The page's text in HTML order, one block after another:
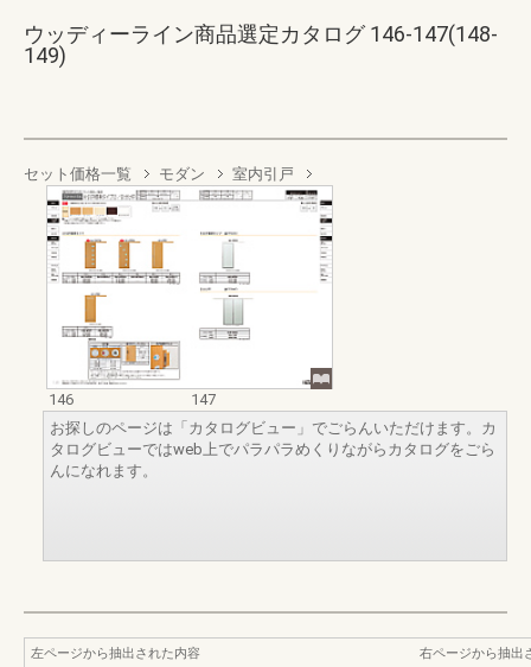
ウッディーライン商品選定カタログ 146-147(148-
149)
セット価格一覧 モダン 室内引戸
146
147
お探しのページは「カタログビュー」でごらんいただけます。カ
タログビューではweb上でパラパラめくりながらカタログをごら
んになれます。
左ページから抽出された内容
右ページから抽出